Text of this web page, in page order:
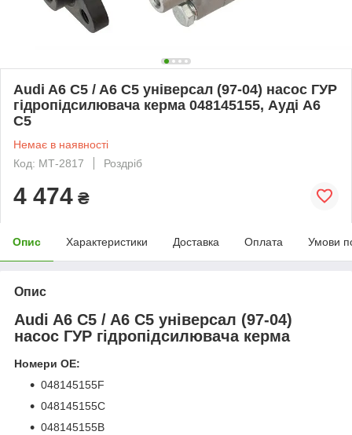
Audi A6 C5 / A6 C5 універсал (97-04) насос ГУР
гідропідсилювача керма 048145155, Ауді А6
С5
Немає в наявності
Код: МТ-2817
Роздріб
4 474 ₴
Опис Характеристики Доставка Оплата Умови
Опис
Audi A6 C5 / A6 C5 універсал (97-04)
насос ГУР гідропідсилювача керма
Номери ОЕ:
048145155F
048145155C
048145155B